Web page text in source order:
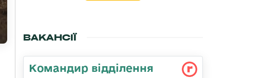
ВАКАНСІЇ
Командир відділення